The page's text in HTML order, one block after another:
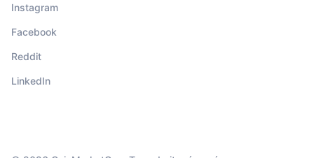
Instagram
Facebook
Reddit
LinkedIn